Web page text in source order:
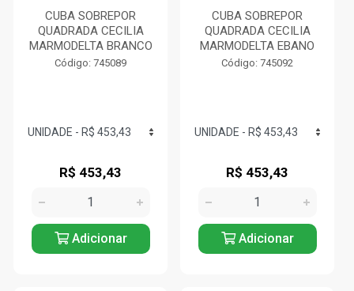
CUBA SOBREPOR
QUADRADA CECILIA
MARMODELTA BRANCO
Código: 745089
R$ 453,43
Adicionar
CUBA SOBREPOR
QUADRADA CECILIA
MARMODELTA EBANO
Código: 745092
R$ 453,43
Adicionar